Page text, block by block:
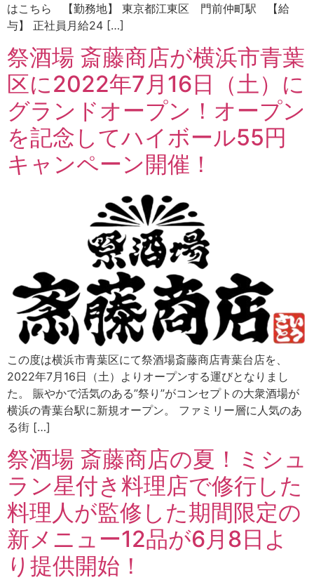
はこちら 【勤務地】 東京都江東区 門前仲町駅 【給
与】 正社員月給24 […]
祭酒場 斎藤商店が横浜市青葉
区に2022年7月16日（土）に
グランドオープン！オープン
を記念してハイボール55円
キャンペーン開催！
この度は横浜市青葉区にて祭酒場斎藤商店青葉台店を、
2022年7月16日（土）よりオープンする運びとなりまし
た。 賑やかで活気のある”祭り”がコンセプトの大衆酒場が
横浜の青葉台駅に新規オープン。 ファミリー層に人気のあ
る街 […]
祭酒場 斎藤商店の夏！ミシュ
ラン星付き料理店で修行した
料理人が監修した期間限定の
新メニュー12品が6月8日よ
り提供開始！